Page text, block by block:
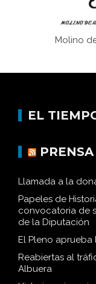
Molino
EL
Llamada a la
Papeles de
convocatoria de
de la Diputación
El Pleno
Reabiertas al
Albuera